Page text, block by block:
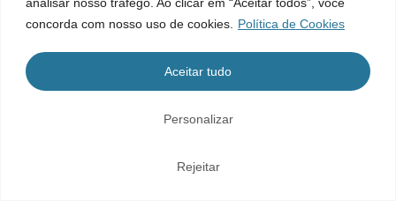
concorda com nosso uso de cookies.
Política de Cookies
Personalizar
Rejeitar
Aceitar tudo